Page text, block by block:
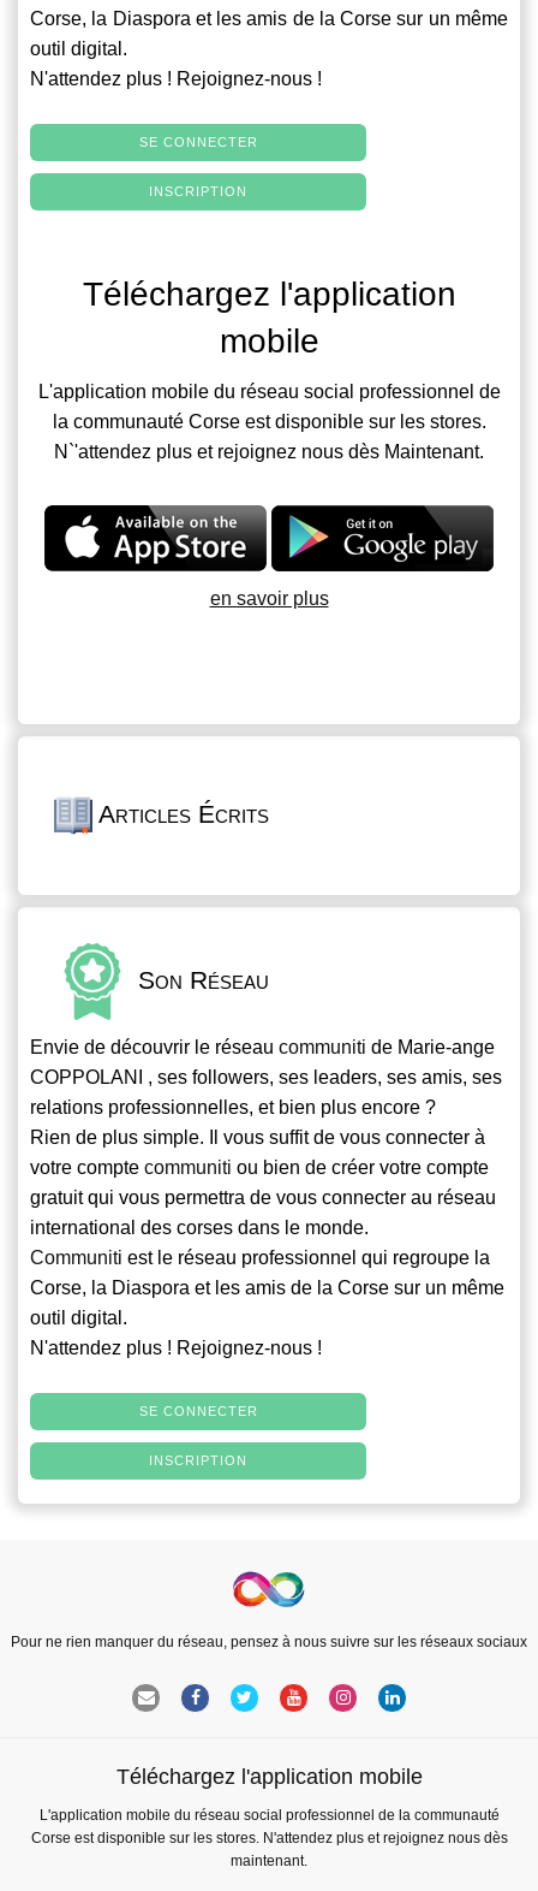
Corse, la Diaspora et les amis de la Corse sur un même
outil digital.
N'attendez plus ! Rejoignez-nous !
SE CONNECTER
INSCRIPTION
Téléchargez l'application
mobile
L'application mobile du réseau social professionnel de
la communauté Corse est disponible sur les stores.
N`'attendez plus et rejoignez nous dès Maintenant.
en savoir plus
Articles Écrits
Son Réseau
Envie de découvrir le réseau communiti de Marie-ange
COPPOLANI , ses followers, ses leaders, ses amis, ses
relations professionnelles, et bien plus encore ?
Rien de plus simple. Il vous suffit de vous connecter à
votre compte communiti ou bien de créer votre compte
gratuit qui vous permettra de vous connecter au réseau
international des corses dans le monde.
Communiti est le réseau professionnel qui regroupe la
Corse, la Diaspora et les amis de la Corse sur un même
outil digital.
N'attendez plus ! Rejoignez-nous !
SE CONNECTER
INSCRIPTION
Pour ne rien manquer du réseau, pensez à nous suivre sur les réseaux sociaux
Téléchargez l'application mobile
L'application mobile du réseau social professionnel de la communauté
Corse est disponible sur les stores. N'attendez plus et rejoignez nous dès
maintenant.